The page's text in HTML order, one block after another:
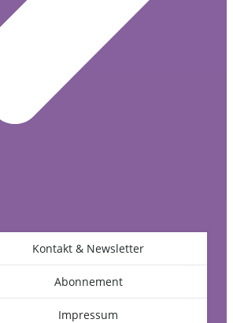
Kontakt & Newsletter
Abonnement
Impressum